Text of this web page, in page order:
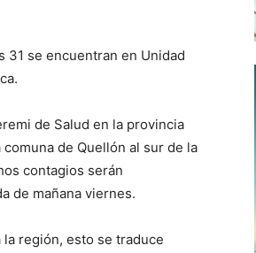
31 se encuentran en Unidad
de Salud en la provincia
de Quellón al sur de la
contagios serán
de mañana viernes.
región, esto se traduce